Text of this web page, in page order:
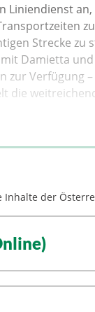
Strecke zu
Damietta
zur Verfügung
die
der